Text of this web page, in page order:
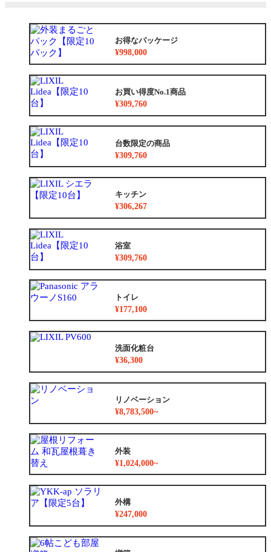
お得なパッケージ
¥998,000
お買い得度No.1商品
¥309,760
台数限定の商品
¥309,760
キッチン
¥306,267
浴室
¥309,760
トイレ
¥177,100
洗面化粧台
¥36,300
リノベーション
¥8,783,500~
外装
¥1,024,000~
外構
¥247,000